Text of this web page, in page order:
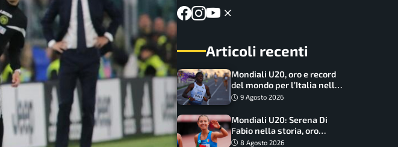
Articoli recenti
Mondiali U20, oro e record
del mondo per l’Italia nella
4×100 mista: Doualla
9 Agosto 2026
Mondiali U20: Serena Di
Fabio nella storia, oro
dominio totale nei 5000 di
8 Agosto 2026